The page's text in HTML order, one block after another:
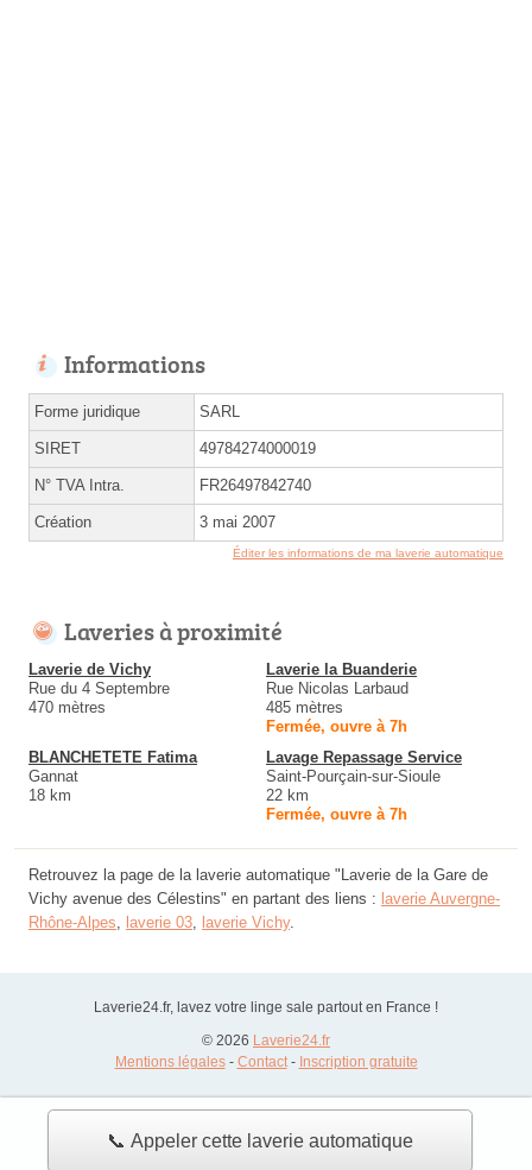
📞 Appeler cette laverie automatique
Informations
Forme juridique SARL
SIRET 49784274000019
N° TVA Intra. FR26497842740
Création 3 mai 2007
Éditer les informations de ma laverie automatique
Laveries à proximité
Laverie de Vichy
Rue du 4 Septembre
470 mètres
Laverie la Buanderie
Rue Nicolas Larbaud
485 mètres
Fermée, ouvre à 7h
BLANCHETETE Fatima
Gannat
18 km
Lavage Repassage Service
Saint-Pourçain-sur-Sioule
22 km
Fermée, ouvre à 7h
Retrouvez la page de la laverie automatique "Laverie de la Gare de
Vichy avenue des Célestins" en partant des liens : laverie Auvergne-
Rhône-Alpes, laverie 03, laverie Vichy.
Laverie24.fr, lavez votre linge sale partout en France !
© 2026 Laverie24.fr
Mentions légales- Contact- Inscription gratuite